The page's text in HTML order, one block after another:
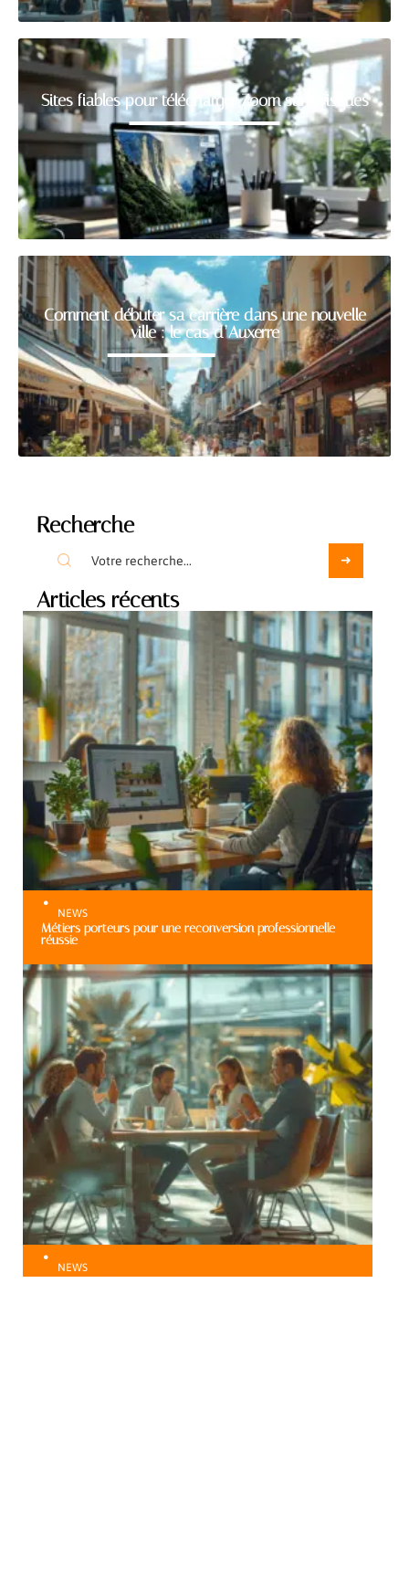
Sites fiables pour télécharger Zoom sans risques
Comment débuter sa carrière dans une nouvelle
ville : le cas d’Auxerre
Recherche
Articles récents
NEWS
Métiers porteurs pour une reconversion professionnelle
réussie
NEWS